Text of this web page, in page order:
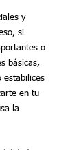
y
si
o
básicas,
estabilices
en tu
la